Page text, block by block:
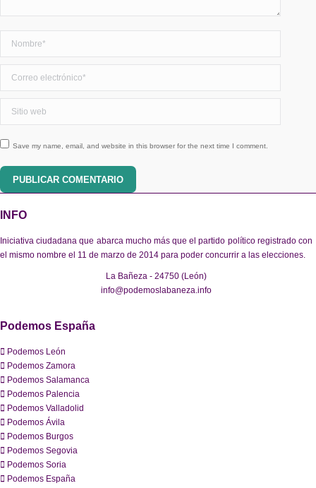
Save my name, email, and website in this browser for the next time I comment.
PUBLICAR COMENTARIO
INFO
Iniciativa ciudadana que abarca mucho más que el partido político registrado con
el mismo nombre el 11 de marzo de 2014 para poder concurrir a las elecciones.
La Bañeza - 24750 (León)
info@podemoslabaneza.info
Podemos España
Podemos León
Podemos Zamora
Podemos Salamanca
Podemos Palencia
Podemos Valladolid
Podemos Ávila
Podemos Burgos
Podemos Segovia
Podemos Soria
Podemos España